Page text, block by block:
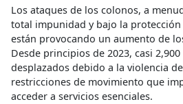
Los ataques de los colonos, a
total impunidad y bajo la
están provocando un aumento de
Desde principios de 2023, casi
desplazados debido a la violencia
restricciones de movimiento que
acceder a servicios esenciales.